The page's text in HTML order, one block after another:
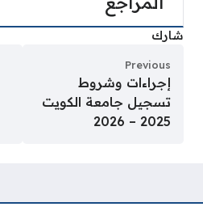
شارك
Previous
إجراءات وشروط
تسجيل جامعة الكويت
2025 – 2026